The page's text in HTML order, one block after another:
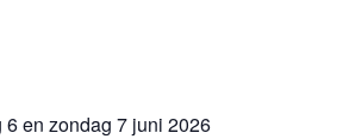
6 en zondag 7 juni 2026